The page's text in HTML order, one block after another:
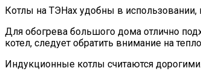
Котлы на ТЭНах удобны в использовании,
Для обогрева большого дома отлично
котел, следует обратить внимание на
Индукционные котлы считаются